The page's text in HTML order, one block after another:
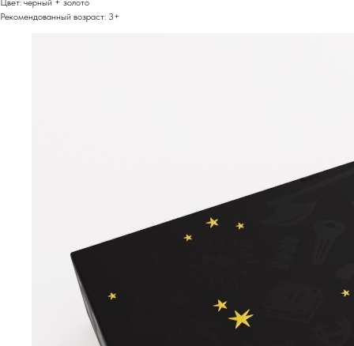
Цвет: черный + золото
Рекомендованный возраст: 3+